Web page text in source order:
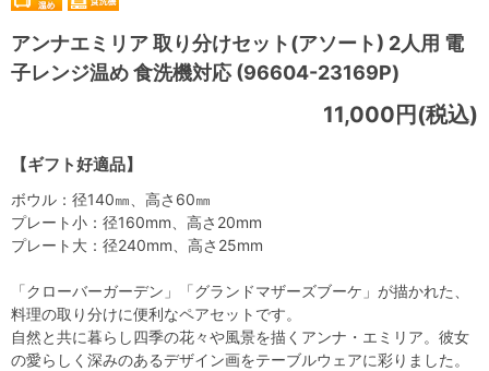
アンナエミリア 取り分けセット(アソート) 2人用 電
子レンジ温め 食洗機対応 (96604-23169P)
【ギフト好適品】
11,000円(税込)
ボウル：径140㎜、高さ60㎜
プレート小：径160mm、高さ20mm
プレート大：径240mm、高さ25mm
「クローバーガーデン」「グランドマザーズブーケ」が描かれた、
料理の取り分けに便利なペアセットです。
自然と共に暮らし四季の花々や風景を描くアンナ・エミリア。彼女
の愛らしく深みのあるデザイン画をテーブルウェアに彩りました。